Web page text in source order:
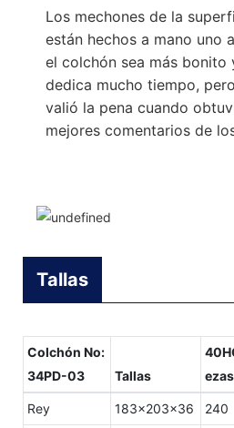
Los mechones de la
están hechos a mano uno
el colchón sea más bonito
dedica mucho tiempo,
valió la pena cuando
mejores comentarios de
Tallas
Colchón No:
34PD-03
Tallas
Rey 183x203x36 240